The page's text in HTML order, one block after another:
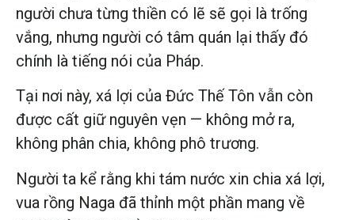
người chưa từng thiền có lẽ sẽ gọi là trống
vắng, nhưng người có tâm quán lại thấy đó
chính là tiếng nói của Pháp.
Tại nơi này, xá lợi của Đức Thế Tôn vẫn còn
được cất giữ nguyên vẹn — không mở ra,
không phân chia, không phô trương.
Người ta kể rằng khi tám nước xin chia xá lợi,
vua rồng Naga đã thỉnh một phần mang về